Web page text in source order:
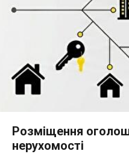
Розміщення
нерухомості